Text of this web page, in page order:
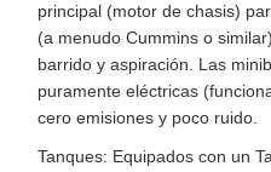
principal (motor de chasis)
(a menudo Cummins o
barrido y aspiración. Las
puramente eléctricas
cero emisiones y poco ruido.
Tanques: Equipados con un